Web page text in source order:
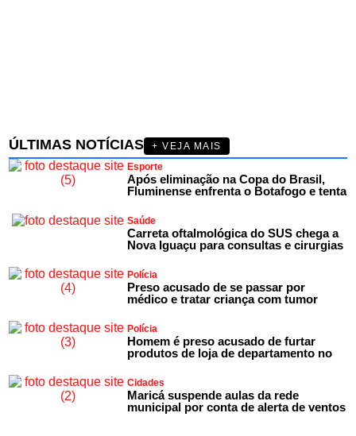
ÚLTIMAS NOTÍCIAS
+ VEJA MAIS
Esporte
Após eliminação na Copa do Brasil,
Fluminense enfrenta o Botafogo e tenta
Saúde
Carreta oftalmológica do SUS chega a
Nova Iguaçu para consultas e cirurgias
Polícia
Preso acusado de se passar por
médico e tratar criança com tumor
Polícia
Homem é preso acusado de furtar
produtos de loja de departamento no
Cidades
Maricá suspende aulas da rede
municipal por conta de alerta de ventos